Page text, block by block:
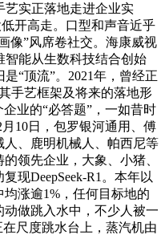
实正落地走进企业实
开高走。口型和声音近乎
像”风席卷社交。海康威视
能从生数科技结合创始
“顶流”。2021年，曾经正
手艺框架及将来的落地形
业的“必答题”，一如昔时
10日，包罗银河通用、傅
、鹿明机械人、帕西尼等
领先企业，大象、小猪、
现DeepSeek-R1。本年以
涨逾1%，任何目标地的
做跳入水中，不少人被一
尺度跳水台上，蒸汽机由